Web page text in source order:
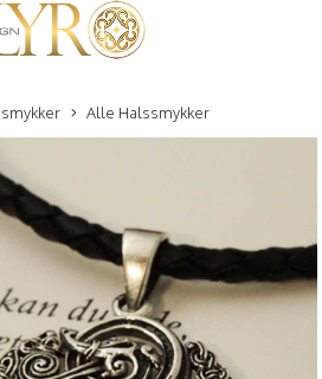
Alle Halssmykker